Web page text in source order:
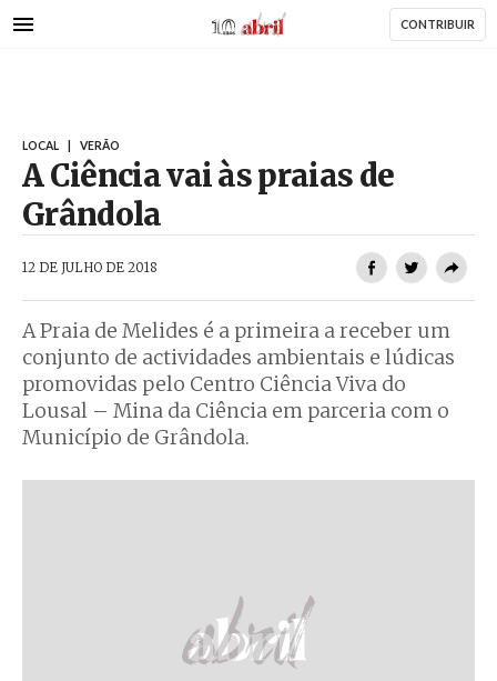
para
AbrilAbril CONTRIBUIR
LOCAL VERÃO
A Ciência vai às praias de
Grândola
12 DE JULHO DE 2018
A Praia de Melides é a primeira a receber um
conjunto de actividades ambientais e lúdicas
promovidas pelo Centro Ciência Viva do
Lousal – Mina da Ciência em parceria com o
Município de Grândola.